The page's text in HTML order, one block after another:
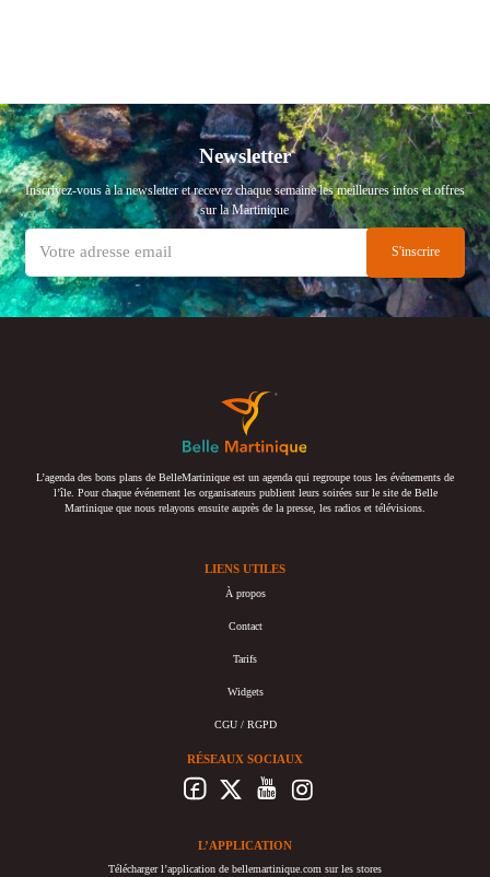
Newsletter
Inscrivez-vous à la newsletter et recevez chaque semaine les meilleures infos et offres
sur la Martinique
L’agenda des bons plans de BelleMartinique est un agenda qui regroupe tous les événements de
l’île. Pour chaque événement les organisateurs publient leurs soirées sur le site de Belle
Martinique que nous relayons ensuite auprès de la presse, les radios et télévisions.
LIENS UTILES
À propos
Contact
Tarifs
Widgets
CGU / RGPD
RÉSEAUX SOCIAUX
L’APPLICATION
Télécharger l’application de bellemartinique.com sur les stores